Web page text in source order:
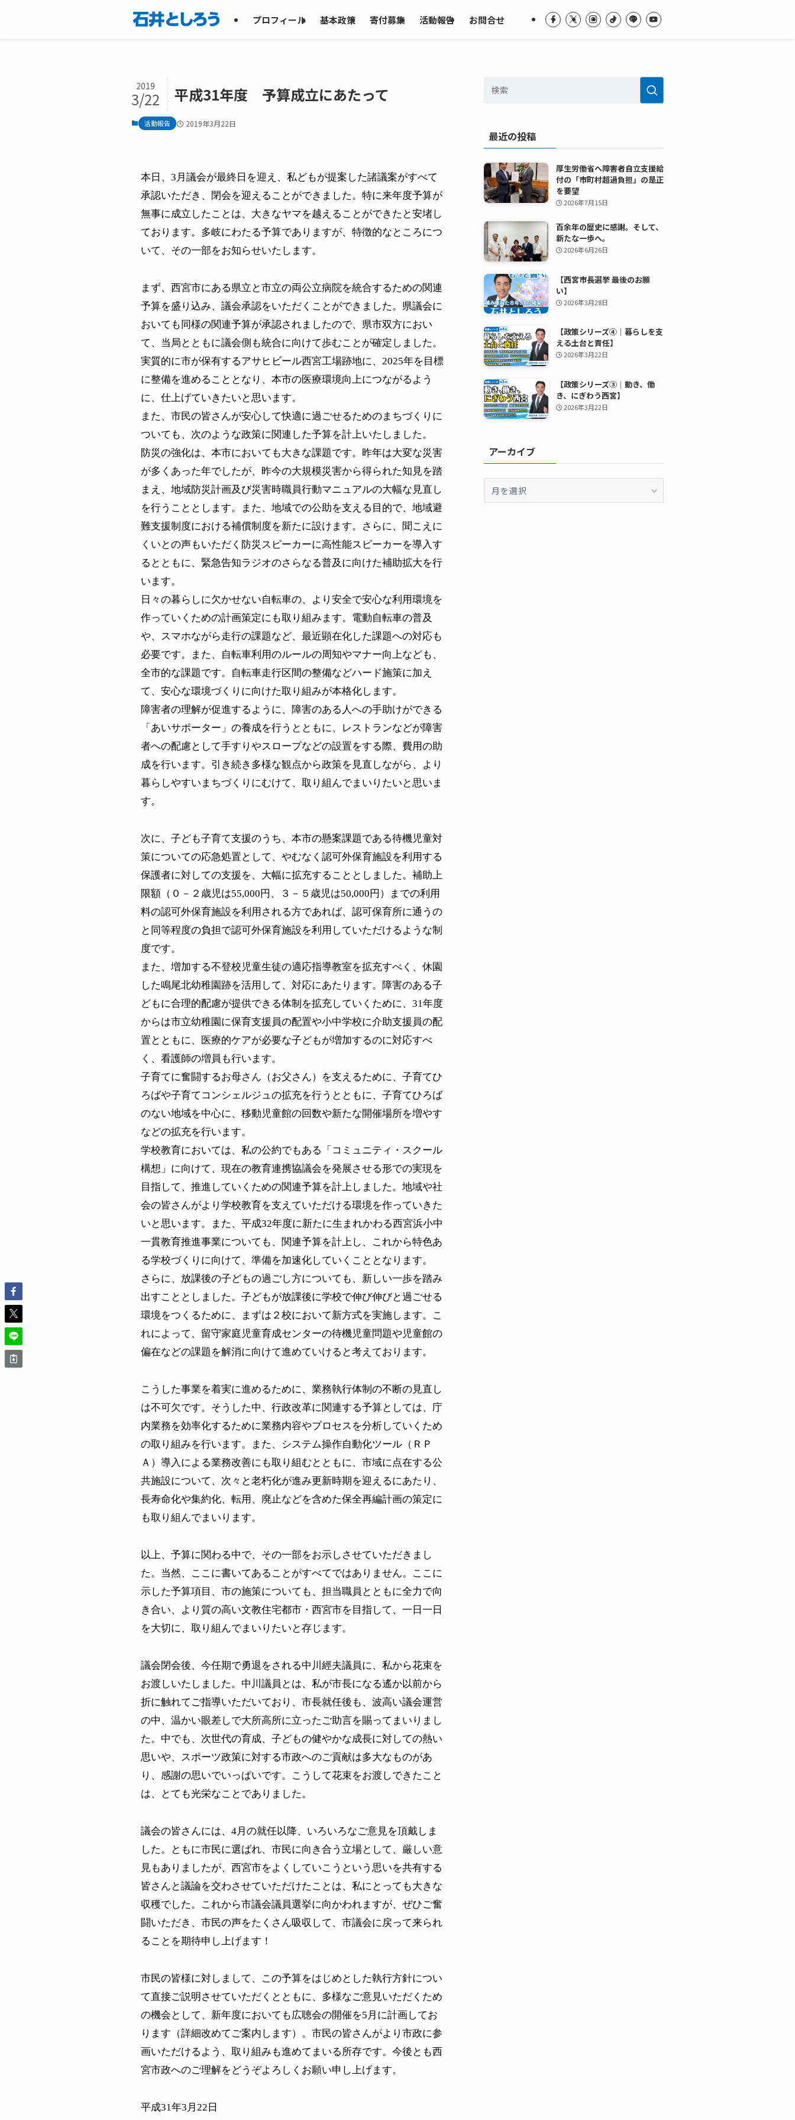
プロフィール 基本政策 寄付募集 活動報告 お問合せ
平成31年度 予算成立にあたって
2019
3/22
活動報告 2019年3月22日
本日、 3 月議会が最終日を迎え、私どもが提案した諸議案がすべて
承認いただき、閉会を迎えることができました。特に来年度予算が
無事に成立したことは、大きなヤマを越えることができたと安堵し
ております。多岐にわたる予算でありますが、特徴的なところにつ
いて、その一部をお知らせいたします。
まず、西宮市にある県立と市立の両公立病院を統合するための関連
予算を盛り込み、議会承認をいただくことができました。県議会に
おいても同様の関連予算が承認されましたので、県市双方におい
て、当局とともに議会側も統合に向けて歩むことが確定しました。
実質的に市が保有するアサヒビール西宮工場跡地に、 2025年を目標
に整備を進めることとなり、本市の医療環境向上につながるよう
に、仕上げていきたいと思います。
また、市民の皆さんが安心して快適に過ごせるためのまちづくりに
ついても、次のような政策に関連した予算を計上いたしました。
防災の強化は、本市においても大きな課題です。昨年は大変な災害
が多くあった年でしたが、昨今の大規模災害から得られた知見を踏
まえ、地域防災計画及び災害時職員行動マニュアルの大幅な見直し
を行うこととします。また、地域での公助を支える目的で、地域避
難支援制度における補償制度を新たに設けます。さらに、聞こえに
くいとの声もいただく防災スピーカーに高性能スピーカーを導入す
るとともに、緊急告知ラジオのさらなる普及に向けた補助拡大を行
います。
日々の暮らしに欠かせない自転車の、より安全で安心な利用環境を
作っていくための計画策定にも取り組みます。電動自転車の普及
や、スマホながら走行の課題など、最近顕在化した課題への対応も
必要です。また、自転車利用のルールの周知やマナー向上なども、
全市的な課題です。自転車走行区間の整備などハード施策に加え
て、安心な環境づくりに向けた取り組みが本格化します。
障害者の理解が促進するように、障害のある人への手助けができる
「あいサポーター」の養成を行うとともに、レストランなどが障害
者への配慮として手すりやスロープなどの設置をする際、費用の助
成を行います。引き続き多様な観点から政策を見直しながら、より
暮らしやすいまちづくりにむけて、取り組んでまいりたいと思いま
す。
次に、子ども子育て支援のうち、本市の懸案課題である待機児童対
策についての応急処置として、やむなく認可外保育施設を利用する
保護者に対しての支援を、大幅に拡充することとしました。補助上
限額（０－２歳児は55,000 円、３－５歳児は50,000 円）までの利用
料の認可外保育施設を利用される方であれば、認可保育所に通うの
と同等程度の負担で認可外保育施設を利用していただけるような制
度です。
また、増加する不登校児童生徒の適応指導教室を拡充すべく、休園
した鳴尾北幼稚園跡を活用して、対応にあたります。障害のある子
どもに合理的配慮が提供できる体制を拡充していくために、 31年度
からは市立幼稚園に保育支援員の配置や小中学校に介助支援員の配
置とともに、医療的ケアが必要な子どもが増加するのに対応すべ
く、看護師の増員も行います。
子育てに奮闘するお母さん（お父さん）を支えるために、子育てひ
ろばや子育てコンシェルジュの拡充を行うとともに、子育てひろば
のない地域を中心に、移動児童館の回数や新たな開催場所を増やす
などの拡充を行います。
学校教育においては、私の公約でもある「コミュニティ・スクール
構想」に向けて、現在の教育連携協議会を発展させる形での実現を
目指して、推進していくための関連予算を計上しました。地域や社
会の皆さんがより学校教育を支えていただける環境を作っていきた
いと思います。また、平成32年度に新たに生まれかわる西宮浜小中
一貫教育推進事業についても、関連予算を計上し、これから特色あ
る学校づくりに向けて、準備を加速化していくこととなります。
さらに、放課後の子どもの過ごし方についても、新しい一歩を踏み
出すこととしました。子どもが放課後に学校で伸び伸びと過ごせる
環境をつくるために、まずは２校において新方式を実施します。こ
れによって、留守家庭児童育成センターの待機児童問題や児童館の
偏在などの課題を解消に向けて進めていけると考えております。
こうした事業を着実に進めるために、業務執行体制の不断の見直し
は不可欠です。そうした中、行政改革に関連する予算としては、庁
内業務を効率化するために業務内容やプロセスを分析していくため
の取り組みを行います。また、システム操作自動化ツール（ＲＰ
Ａ）導入による業務改善にも取り組むとともに、市域に点在する公
共施設について、次々と老朽化が進み更新時期を迎えるにあたり、
長寿命化や集約化、転用、廃止などを含めた保全再編計画の策定に
も取り組んでまいります。
以上、予算に関わる中で、その一部をお示しさせていただきまし
た。当然、ここに書いてあることがすべてではありません。ここに
示した予算項目、市の施策についても、担当職員とともに全力で向
き合い、より質の高い文教住宅都市・西宮市を目指して、一日一日
を大切に、取り組んでまいりたいと存じます。
議会閉会後、今任期で勇退をされる中川經夫議員に、私から花束を
お渡しいたしました。中川議員とは、私が市長になる遙か以前から
折に触れてご指導いただいており、市長就任後も、波高い議会運営
の中、温かい眼差しで大所高所に立ったご助言を賜ってまいりまし
た。中でも、次世代の育成、子どもの健やかな成長に対しての熱い
思いや、スポーツ政策に対する市政へのご貢献は多大なものがあ
り、感謝の思いでいっぱいです。こうして花束をお渡しできたこと
は、とても光栄なことでありました。
議会の皆さんには、 4月の就任以降、いろいろなご意見を頂戴しま
した。ともに市民に選ばれ、市民に向き合う立場として、厳しい意
見もありましたが、西宮市をよくしていこうという思いを共有する
皆さんと議論を交わさせていただけたことは、私にとっても大きな
収穫でした。これから市議会議員選挙に向かわれますが、ぜひご奮
闘いただき、市民の声をたくさん吸収して、市議会に戻って来られ
ることを期待申し上げます！
市民の皆様に対しまして、この予算をはじめとした執行方針につい
て直接ご説明させていただくとともに、多様なご意見いただくため
の機会として、新年度においても広聴会の開催を5 月に計画してお
ります（詳細改めてご案内します）。市民の皆さんがより市政に参
画いただけるよう、取り組みも進めてまいる所存です。今後とも西
宮市政へのご理解をどうぞよろしくお願い申し上げます。
平成31年3 月 22 日
最近の投稿
厚生労働省へ障害者自立支援給
付の「市町村超過負担」の是正
を要望
2026年7月15日
百余年の歴史に感謝。そして、
新たな一歩へ。
2026年6月26日
【西宮市長選挙 最後のお願
い】
2026年3月28日
【政策シリーズ④｜暮らしを支
える土台と責任】
2026年3月22日
【政策シリーズ③｜動き、働
き、にぎわう西宮】
2026年3月22日
アーカイブ